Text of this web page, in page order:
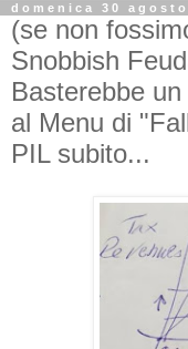
domenica 30 agosto
(se non
Snobbish
Basterebbe
al Menu di
PIL subito...